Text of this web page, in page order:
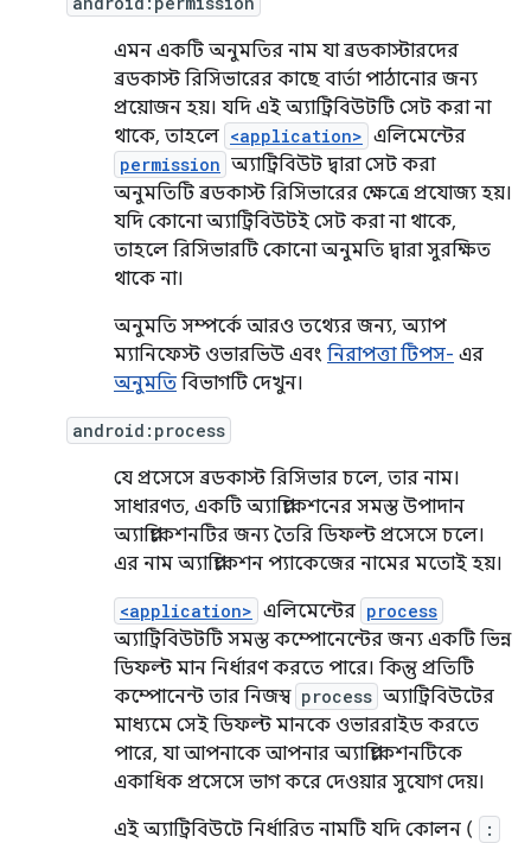
এমন একটি অনুমতির নাম যা ব্রডকাস্টারদের
ব্রডকাস্ট রিসিভারের কাছে বার্তা পাঠানোর জন্য
প্রয়োজন হয়। যদি এই অ্যাট্রিবিউটটি সেট করা না
থাকে, তাহলে <application> এলিমেন্টের
permission অ্যাট্রিবিউট দ্বারা সেট করা
অনুমতিটি ব্রডকাস্ট রিসিভারের ক্ষেত্রে প্রযোজ্য হয়।
যদি কোনো অ্যাট্রিবিউটই সেট করা না থাকে,
তাহলে রিসিভারটি কোনো অনুমতি দ্বারা সুরক্ষিত
থাকে না।
অনুমতি সম্পর্কে আরও তথ্যের জন্য, অ্যাপ
ম্যানিফেস্ট ওভারভিউ এবং নিরাপত্তা টিপস- এর
অনুমতি বিভাগটি দেখুন।
android:process
যে প্রসেসে ব্রডকাস্ট রিসিভার চলে, তার নাম।
সাধারণত, একটি অ্যাপ্লিকেশনের সমস্ত উপাদান
অ্যাপ্লিকেশনটির জন্য তৈরি ডিফল্ট প্রসেসে চলে।
এর নাম অ্যাপ্লিকেশন প্যাকেজের নামের মতোই হয়।
<application> এলিমেন্টের process
অ্যাট্রিবিউটটি সমস্ত কম্পোনেন্টের জন্য একটি ভিন্ন
ডিফল্ট মান নির্ধারণ করতে পারে। কিন্তু প্রতিটি
কম্পোনেন্ট তার নিজস্ব process অ্যাট্রিবিউটের
মাধ্যমে সেই ডিফল্ট মানকে ওভাররাইড করতে
পারে, যা আপনাকে আপনার অ্যাপ্লিকেশনটিকে
একাধিক প্রসেসে ভাগ করে দেওয়ার সুযোগ দেয়।
এই অ্যাট্রিবিউটে নির্ধারিত নামটি যদি কোলন (
: